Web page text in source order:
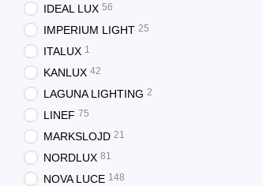
IDEAL LUX 56
IMPERIUM LIGHT 25
ITALUX 1
KANLUX 42
LAGUNA LIGHTING 2
LINEF 75
MARKSLOJD 21
NORDLUX 81
NOVA LUCE 148